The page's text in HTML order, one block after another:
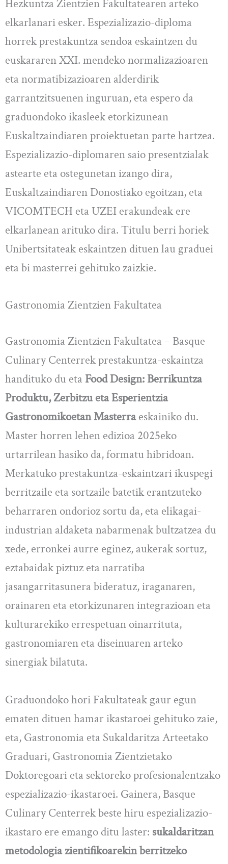
Hezkuntza Zientzien Fakultatearen arteko
elkarlanari esker. Espezializazio-diploma
horrek prestakuntza sendoa eskaintzen du
euskararen XXI. mendeko normalizazioaren
eta normatibizazioaren alderdirik
garrantzitsuenen inguruan, eta espero da
graduondoko ikasleek etorkizunean
Euskaltzaindiaren proiektuetan parte hartzea.
Espezializazio-diplomaren saio presentzialak
astearte eta ostegunetan izango dira,
Euskaltzaindiaren Donostiako egoitzan, eta
VICOMTECH eta UZEI erakundeak ere
elkarlanean arituko dira. Titulu berri horiek
Unibertsitateak eskaintzen dituen lau graduei
eta bi masterrei gehituko zaizkie.
Gastronomia Zientzien Fakultatea
Gastronomia Zientzien Fakultatea – Basque
Culinary Centerrek prestakuntza-eskaintza
handituko du eta Food Design: Berrikuntza
Produktu, Zerbitzu eta Esperientzia
Gastronomikoetan Masterraeskainiko du.
Master horren lehen edizioa 2025eko
urtarrilean hasiko da, formatu hibridoan.
Merkatuko prestakuntza-eskaintzari ikuspegi
berritzaile eta sortzaile batetik erantzuteko
beharraren ondorioz sortu da, eta elikagai-
industrian aldaketa nabarmenak bultzatzea du
xede, erronkei aurre eginez, aukerak sortuz,
eztabaidak piztuz eta narratiba
jasangarritasunera bideratuz, iraganaren,
orainaren eta etorkizunaren integrazioan eta
kulturarekiko errespetuan oinarrituta,
gastronomiaren eta diseinuaren arteko
sinergiak bilatuta.
Graduondoko hori Fakultateak gaur egun
ematen dituen hamar ikastaroei gehituko zaie,
eta, Gastronomia eta Sukaldaritza Arteetako
Graduari, Gastronomia Zientzietako
Doktoregoari eta sektoreko profesionalentzako
espezializazio-ikastaroei. Gainera, Basque
Culinary Centerrek beste hiru espezializazio-
ikastaro ere emango ditu laster: sukaldaritzan
metodologia zientifikoarekin berritzeko